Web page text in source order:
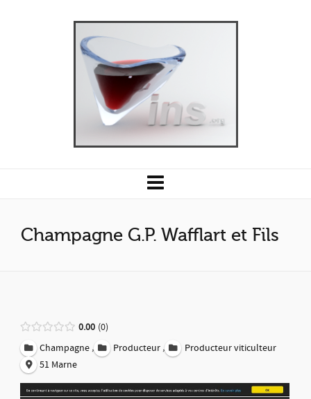
Champagne G.P. Wafflart et Fils
0.00 0
Champagne , Producteur ,
Producteur viticulteur
51 Marne